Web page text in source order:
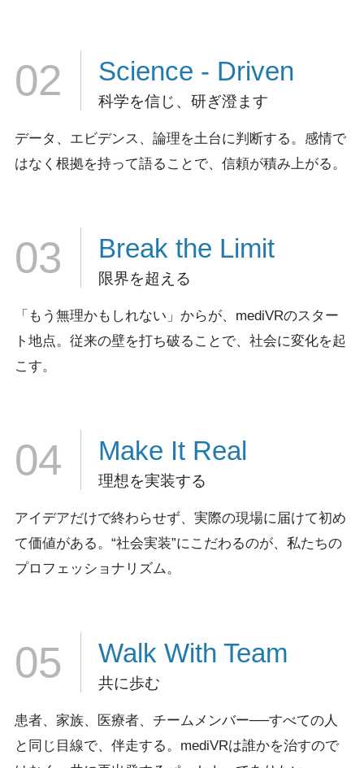
02 Science - Driven
科学を信じ、研ぎ澄ます
データ、エビデンス、論理を土台に判断する。 感情で
はなく根拠を持って語ることで、信頼が積み上がる。
03 Break the Limit
限界を超える
「もう無理かもしれない」からが、mediVRのスター
ト地点。 従来の壁を打ち破ることで、社会に変化を起
こす。
04 Make It Real
理想を実装する
アイデアだけで終わらせず、実際の現場に届けて初め
て価値がある。 “社会実装”にこだわるのが、私たちの
プロフェッショナリズム。
05 Walk With Team
共に歩む
患者、家族、医療者、チームメンバー──すべての人
と同じ目線で、伴走する。 mediVRは誰かを治すので